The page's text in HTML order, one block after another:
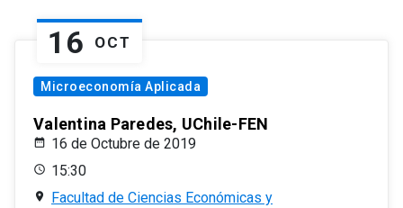
16 OCT
Microeconomía Aplicada
Valentina Paredes, UChile-FEN
16 de Octubre de 2019
15:30
Facultad de Ciencias Económicas y